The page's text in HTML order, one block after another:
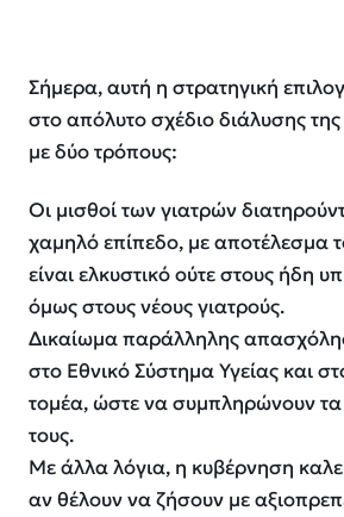
Σήμερα, αυτή η στρατηγική
στο απόλυτο σχέδιο διάλυσης
με δύο τρόπους:
Οι μισθοί των γιατρών
χαμηλό επίπεδο, με αποτέλεσμα
είναι ελκυστικό ούτε στους ήδη
όμως στους νέους γιατρούς.
Δικαίωμα παράλληλης
στο Εθνικό Σύστημα Υγείας και
τομέα, ώστε να συμπληρώνουν
τους.
Με άλλα λόγια, η κυβέρνηση
αν θέλουν να ζήσουν με